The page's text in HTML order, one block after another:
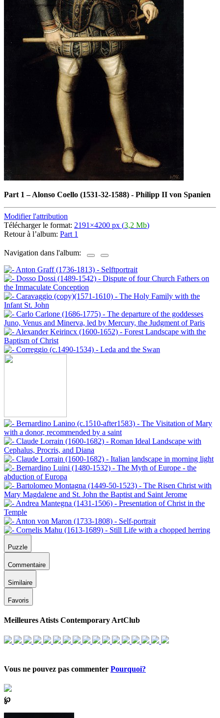
Part 1 –Alonso Coello (1531-32-1588) - Philipp II von Spanien
Modifier l'attribution
Télécharger le format: 2191×4200 px (3,2 Mb)
Retour à l’album: Part 1
Navigation dans l'album:
Puzzle
Commentaire
Similaire
Favoris
Meilleures Atists Contemporary ArtClub
Vous ne pouvez pas commenter Pourquoi?
℘